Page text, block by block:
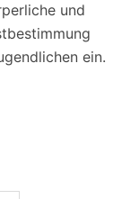
und
ein.